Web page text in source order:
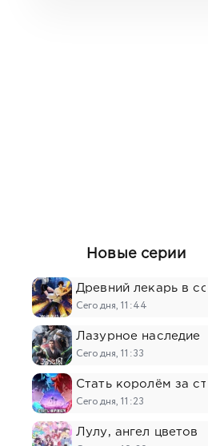
Новые серии
Древний лекарь в
Сегодня, 11:44
Лазурное наследие
Сегодня, 11:33
Стать королём за
Сегодня, 11:23
Лулу, ангел цветов